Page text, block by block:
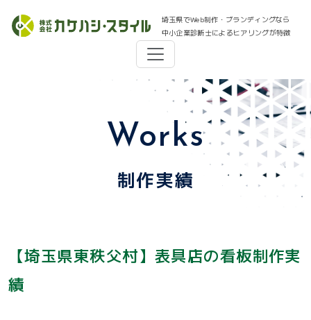
埼玉県でWeb制作・ブランディングなら
中小企業診断士によるヒアリングが特徴
Works
制作実績
【埼玉県東秩父村】表具店の看板制作実
績